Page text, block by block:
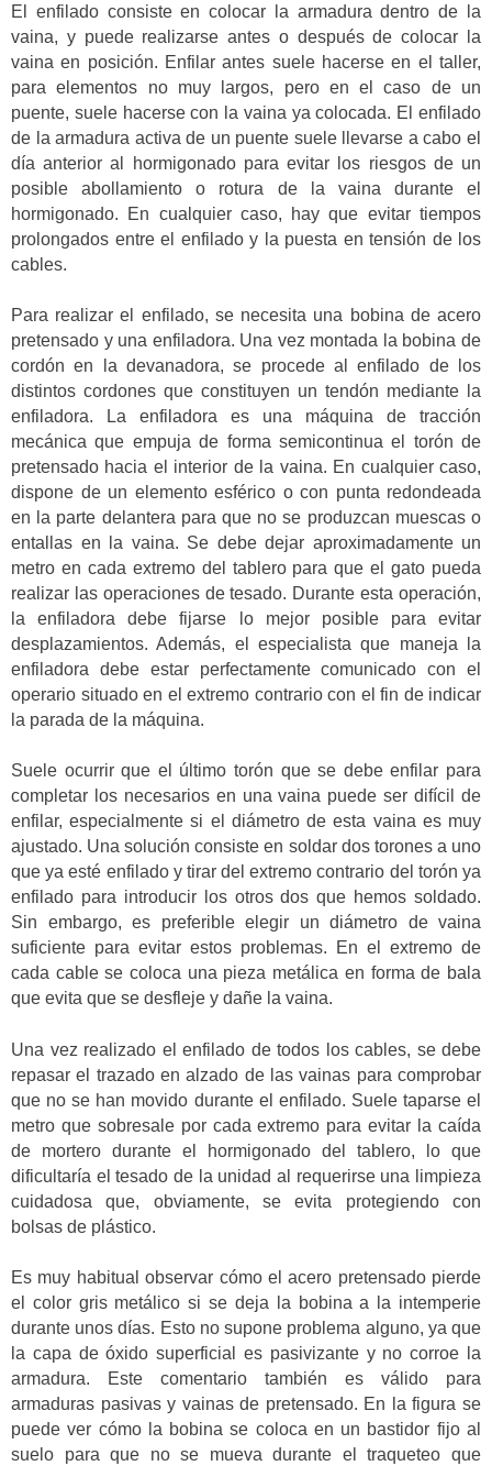
El enfilado consiste en colocar la armadura dentro de la
vaina, y puede realizarse antes o después de colocar la
vaina en posición. Enfilar antes suele hacerse en el taller,
para elementos no muy largos, pero en el caso de un
puente, suele hacerse con la vaina ya colocada. El enfilado
de la armadura activa de un puente suele llevarse a cabo el
día anterior al hormigonado para evitar los riesgos de un
posible abollamiento o rotura de la vaina durante el
hormigonado. En cualquier caso, hay que evitar tiempos
prolongados entre el enfilado y la puesta en tensión de los
cables.
Para realizar el enfilado, se necesita una bobina de acero
pretensado y una enfiladora. Una vez montada la bobina de
cordón en la devanadora, se procede al enfilado de los
distintos cordones que constituyen un tendón mediante la
enfiladora. La enfiladora es una máquina de tracción
mecánica que empuja de forma semicontinua el torón de
pretensado hacia el interior de la vaina. En cualquier caso,
dispone de un elemento esférico o con punta redondeada
en la parte delantera para que no se produzcan muescas o
entallas en la vaina. Se debe dejar aproximadamente un
metro en cada extremo del tablero para que el gato pueda
realizar las operaciones de tesado. Durante esta operación,
la enfiladora debe fijarse lo mejor posible para evitar
desplazamientos. Además, el especialista que maneja la
enfiladora debe estar perfectamente comunicado con el
operario situado en el extremo contrario con el fin de indicar
la parada de la máquina.
Suele ocurrir que el último torón que se debe enfilar para
completar los necesarios en una vaina puede ser difícil de
enfilar, especialmente si el diámetro de esta vaina es muy
ajustado. Una solución consiste en soldar dos torones a uno
que ya esté enfilado y tirar del extremo contrario del torón ya
enfilado para introducir los otros dos que hemos soldado.
Sin embargo, es preferible elegir un diámetro de vaina
suficiente para evitar estos problemas. En el extremo de
cada cable se coloca una pieza metálica en forma de bala
que evita que se desfleje y dañe la vaina.
Una vez realizado el enfilado de todos los cables, se debe
repasar el trazado en alzado de las vainas para comprobar
que no se han movido durante el enfilado. Suele taparse el
metro que sobresale por cada extremo para evitar la caída
de mortero durante el hormigonado del tablero, lo que
dificultaría el tesado de la unidad al requerirse una limpieza
cuidadosa que, obviamente, se evita protegiendo con
bolsas de plástico.
Es muy habitual observar cómo el acero pretensado pierde
el color gris metálico si se deja la bobina a la intemperie
durante unos días. Esto no supone problema alguno, ya que
la capa de óxido superficial es pasivizante y no corroe la
armadura. Este comentario también es válido para
armaduras pasivas y vainas de pretensado. En la figura se
puede ver cómo la bobina se coloca en un bastidor fijo al
suelo para que no se mueva durante el traqueteo que